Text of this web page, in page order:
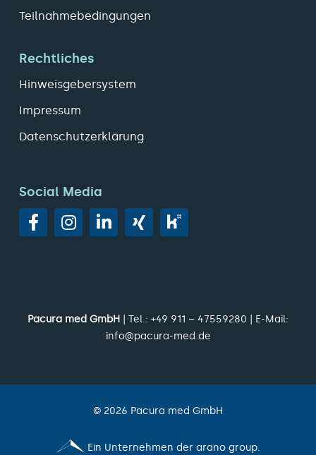
Teilnahmebedingungen
Rechtliches
Hinweisgebersystem
Impressum
Datenschutzerklärung
Social Media
Pacura med GmbH | Tel.: +49 911 – 47559280 | E-Mail:
info@pacura-med.de
© 2026 Pacura med GmbH
Ein Unternehmen der arano group.